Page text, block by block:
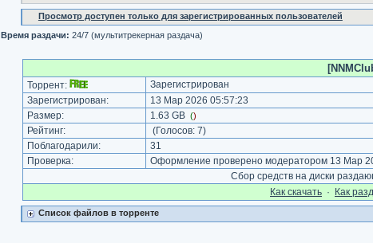
Просмотр доступен только для зарегистрированных пользователей
Время раздачи: 24/7 (мультитрекерная раздача)
Торрент:
Зарегистрирован
Зарегистрирован:
13 Мар 2026 05:57:23
Размер:
1.63 GB ()
Рейтинг: (Голосов: 7)
Поблагодарили:
31
Проверка:
Оформление проверено модератором 13 Мар
Сбор средств на диски
Как cкачать · Как
Список файлов в торренте